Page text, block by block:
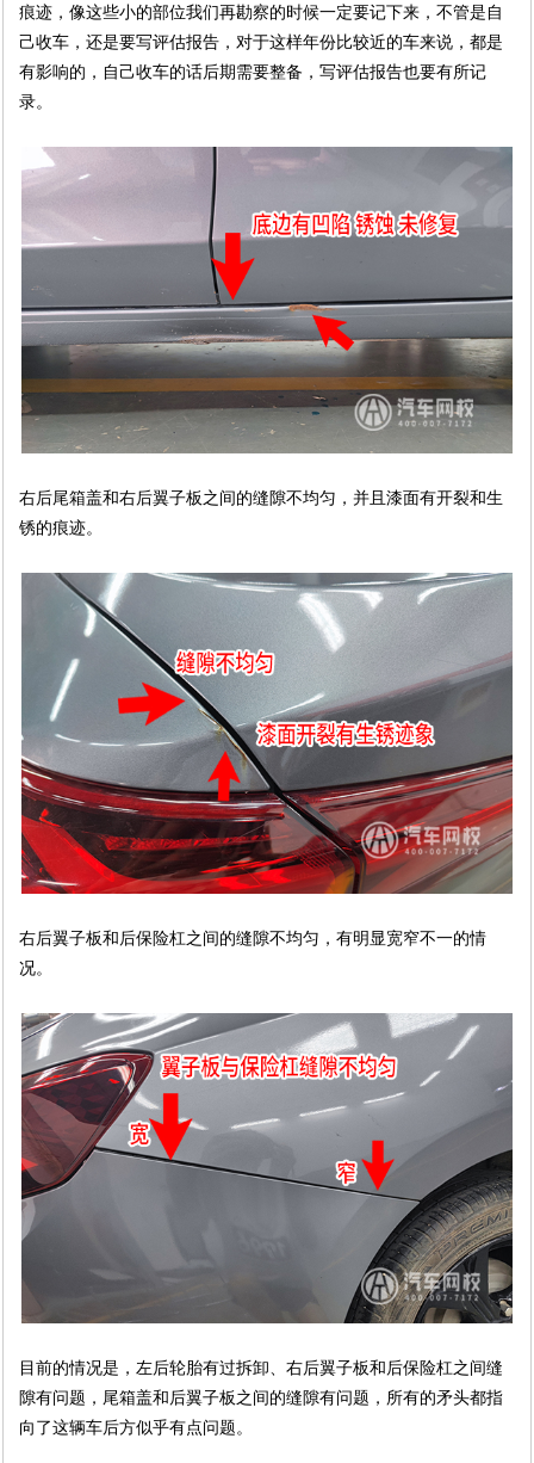
痕迹，像这些小的部位我们再勘察的时候一定要记下来，不管是自
己收车，还是要写评估报告，对于这样年份比较近的车来说，都是
有影响的，自己收车的话后期需要整备，写评估报告也要有所记
录。
右后尾箱盖和右后翼子板之间的缝隙不均匀，并且漆面有开裂和生
锈的痕迹。
右后翼子板和后保险杠之间的缝隙不均匀，有明显宽窄不一的情
况。
目前的情况是，左后轮胎有过拆卸、右后翼子板和后保险杠之间缝
隙有问题，尾箱盖和后翼子板之间的缝隙有问题，所有的矛头都指
向了这辆车后方似乎有点问题。